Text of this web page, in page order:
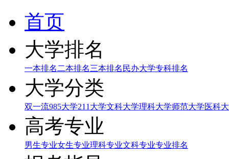
首页
大学排名
一本排名 二本排名三本排名 民办大学专科排名
大学分类
双一流985大学211大学文科大学理科大学师范大学医科
高考专业
男生专业女生专业理科专业文科专业专业排名